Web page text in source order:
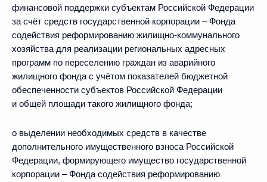
финансовой поддержки субъектам Российской Федерации
за счёт средств государственной корпорации – Фонда
содействия реформированию жилищно-коммунального
хозяйства для реализации региональных адресных
программ по переселению граждан из аварийного
жилищного фонда с учётом показателей бюджетной
обеспеченности субъектов Российской Федерации
и общей площади такого жилищного фонда;
о выделении необходимых средств в качестве
дополнительного имущественного взноса Российской
Федерации, формирующего имущество государственной
корпорации – Фонда содействия реформированию